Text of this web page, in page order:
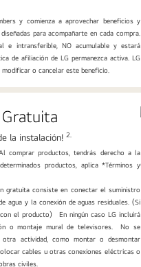
y comienza a aprovechar beneficios y
para acompañarte en cada compra.
e intransferible, NO acumulable y estará
de afiliación de LG permanezca activa. LG
o cancelar este beneficio.
la instalación! 2.
comprar productos, tendrás derecho a la
productos, aplica *Términos y
gratuita consiste en conectar el suministro
agua y la conexión de aguas residuales. (Si
el producto) En ningún caso LG incluirá
o montaje mural de televisores. No se
otra actividad, como montar o desmontar
cables u otras conexiones eléctricas o
civiles.